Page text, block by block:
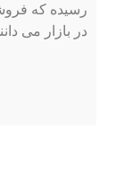
رسیده که
در بازار می